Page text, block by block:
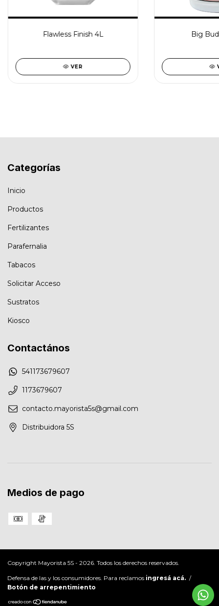
Flawless Finish 4L
VER
Big
Categorías
Inicio
Productos
Fertilizantes
Parafernalia
Tabacos
Solicitar Acceso
Sustratos
Kiosco
Contactános
541173679607
1173679607
contacto.mayorista5s@gmail.com
Distribuidora 5S
Medios de pago
Copyright Mayorista 5S - 2026. Todos los derechos reservados.
Defensa de las y los consumidores. Para reclamos ingresá acá. /
Botón de arrepentimiento